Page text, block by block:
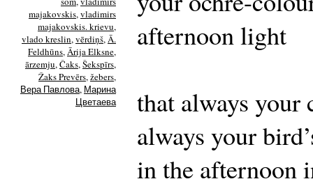
majakovskis,vladimirs
majakovskis. krievu,
vlado kreslin,vērdiņš,Ā.
Feldhūns,Ārija Elksne,
ārzemju,Čaks,Šekspīrs,
Žaks Prevērs,žebers,
Вера Павлова, Марина
Цветаева
afternoon light
that always your
always your
in the afternoon